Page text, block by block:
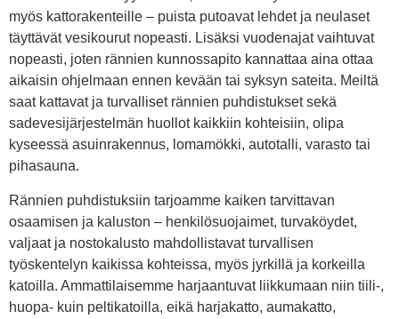
myös kattorakenteille – puista putoavat lehdet ja neulaset
täyttävät vesikourut nopeasti. Lisäksi vuodenajat vaihtuvat
nopeasti, joten rännien kunnossapito kannattaa aina ottaa
aikaisin ohjelmaan ennen kevään tai syksyn sateita. Meiltä
saat kattavat ja turvalliset rännien puhdistukset sekä
sadevesijärjestelmän huollot kaikkiin kohteisiin, olipa
kyseessä asuinrakennus, lomamökki, autotalli, varasto tai
pihasauna.
Rännien puhdistuksiin tarjoamme kaiken tarvittavan
osaamisen ja kaluston – henkilösuojaimet, turvaköydet,
valjaat ja nostokalusto mahdollistavat turvallisen
työskentelyn kaikissa kohteissa, myös jyrkillä ja korkeilla
katoilla. Ammattilaisemme harjaantuvat liikkumaan niin tiili-,
huopa- kuin peltikatoilla, eikä harjakatto, aumakatto,